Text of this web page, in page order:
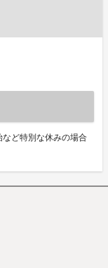
ど特別な休みの場合